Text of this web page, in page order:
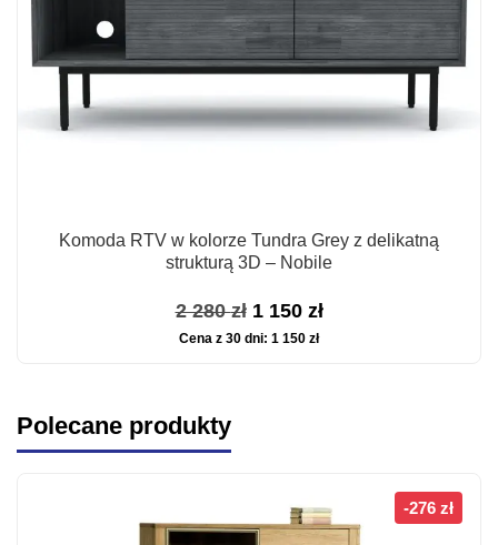
Komoda RTV w kolorze Tundra Grey z delikatną
strukturą 3D – Nobile
2 280zł Pierwotna
cena
1 150 złAktualna
Cena z 30 dni: 1 150 zł
Polecane produkty
-276 zł